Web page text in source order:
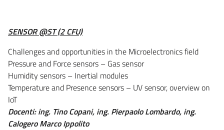
SENSOR @ST (2 CFU)
Challenges and opportunities in the Microelectronics field
Pressure and Force sensors – Gas sensor
Humidity sensors – Inertial modules
Temperature and Presence sensors – UV sensor, overview on
IoT
Docenti: ing. Tino Copani, ing. Pierpaolo Lombardo, ing.
Calogero Marco Ippolito